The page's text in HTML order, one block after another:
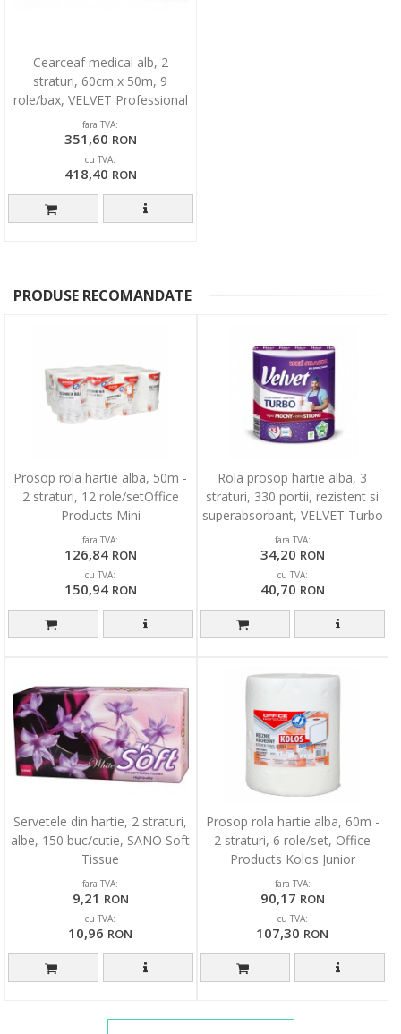
Cearceaf medical alb, 2
straturi, 60cm x 50m, 9
role/bax, VELVET Professional
Comfort
fara TVA:
351,60 RON
cu TVA:
418,40 RON
PRODUSE RECOMANDATE
Prosop rola hartie alba, 50m -
2 straturi, 12 role/setOffice
Products Mini
fara TVA:
126,84 RON
cu TVA:
150,94 RON
Rola prosop hartie alba, 3
straturi, 330 portii, rezistent si
superabsorbant, VELVET Turbo
fara TVA:
34,20 RON
cu TVA:
40,70 RON
Servetele din hartie, 2 straturi,
albe, 150 buc/cutie, SANO Soft
Tissue
fara TVA:
9,21 RON
cu TVA:
10,96 RON
Prosop rola hartie alba, 60m -
2 straturi, 6 role/set, Office
Products Kolos Junior
fara TVA:
90,17 RON
cu TVA:
107,30 RON